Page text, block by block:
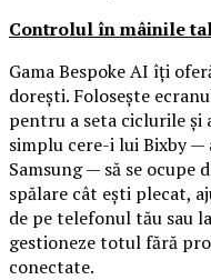
Controlul în mâinile
Gama Bespoke AI îți
dorești. Folosește
pentru a seta ciclurile și
simplu cere-i lui Bixby
Samsung — să se ocupe
spălare cât ești plecat,
de pe telefonul tău sau
gestioneze totul fără
conectate.